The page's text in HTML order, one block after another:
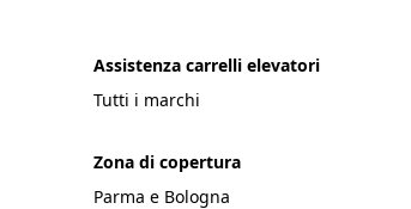
Assistenza carrelli elevatori
Tutti i marchi
Zona di copertura
Parma e Bologna